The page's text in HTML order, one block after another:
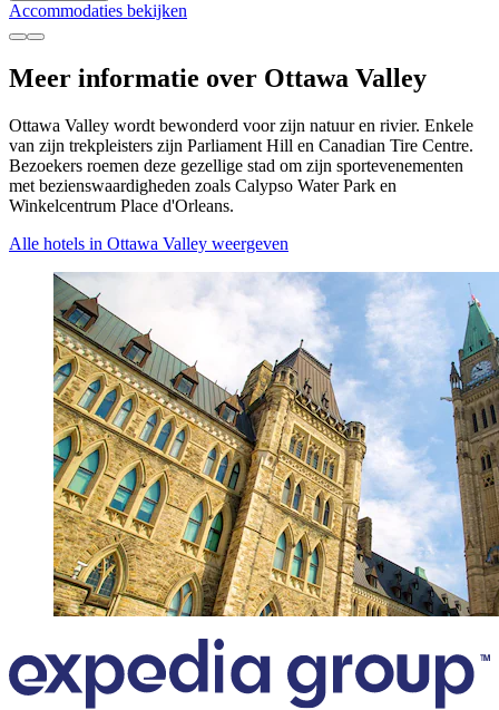
Accommodaties bekijken
Meer informatie over Ottawa Valley
Ottawa Valley wordt bewonderd voor zijn natuur en rivier. Enkele
van zijn trekpleisters zijn Parliament Hill en Canadian Tire Centre.
Bezoekers roemen deze gezellige stad om zijn sportevenementen
met bezienswaardigheden zoals Calypso Water Park en
Winkelcentrum Place d'Orleans.
Alle hotels in Ottawa Valley weergeven